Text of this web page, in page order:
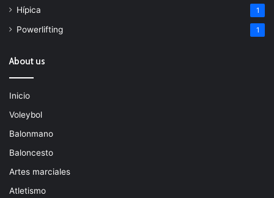
Hípica 1
Powerlifting 1
About us
Inicio
Voleybol
Balonmano
Baloncesto
Artes marciales
Atletismo